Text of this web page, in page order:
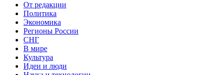
От редакции
Политика
Экономика
Регионы России
СНГ
В мире
Культура
Идеи и люди